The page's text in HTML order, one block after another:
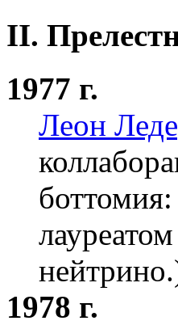
II.
1977 г.
Леон
боттомия:
1978 г.